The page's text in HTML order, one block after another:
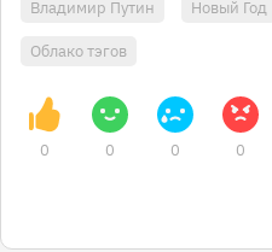
Владимир Путин Новый Год
Облако тэгов
0 0 0 0